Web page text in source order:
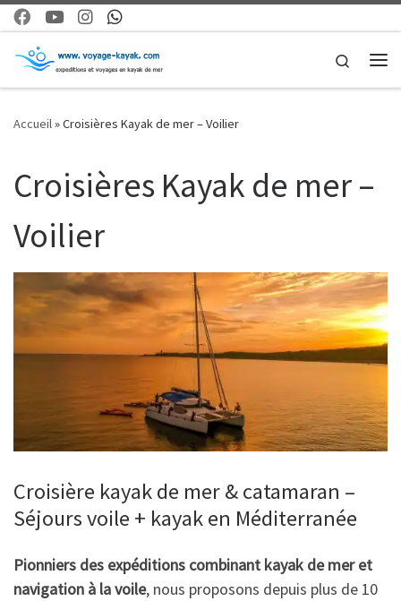
Skip to content
Search
Accueil»Croisières Kayak de mer – Voilier
Croisières Kayak de mer –
Voilier
Croisière kayak de mer & catamaran –
Séjours voile + kayak en Méditerranée
Pionniers des expéditions combinant kayak de mer et
navigation à la voile, nous proposons depuis plus de 10